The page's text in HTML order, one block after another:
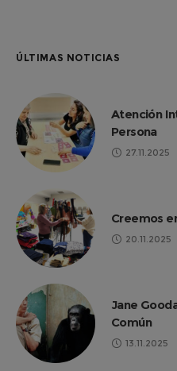
ÚLTIMAS NOTICIAS
Atención
Persona
27.11.2025
Creemos
20.11.2025
Jane
Común
13.11.2025